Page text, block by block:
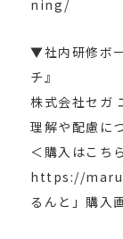
ning/
▼社内研修ボ
チ』
株式会社セガ
理解や配慮に
＜購入はこち
https://
るんと」購入